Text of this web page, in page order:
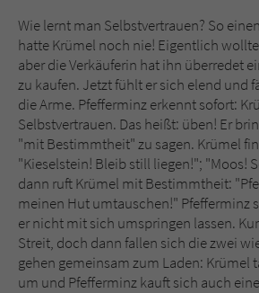
Wie lernt man Selbstvertrauen? So
hatte Krümel noch nie! Eigentlich
aber die Verkäuferin hat ihn überredet
zu kaufen. Jetzt fühlt er sich elend und
die Arme. Pfefferminz erkennt sofort:
Selbstvertrauen. Das heißt: üben! Er
"mit Bestimmtheit" zu sagen. Krümel
"Kieselstein! Bleib still liegen!"; "Moos!
dann ruft Krümel mit Bestimmtheit:
meinen Hut umtauschen!" Pfefferminz
er nicht mit sich umspringen lassen.
Streit, doch dann fallen sich die zwei
gehen gemeinsam zum Laden: Krümel
um und Pfefferminz kauft sich auch